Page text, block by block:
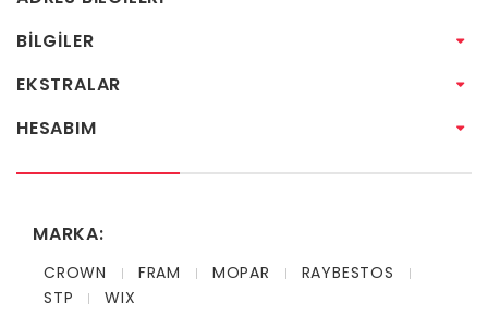
BILGILER
EKSTRALAR
HESABIM
MARKA:
CROWN FRAM MOPAR
RAYBESTOS
STP
WIX